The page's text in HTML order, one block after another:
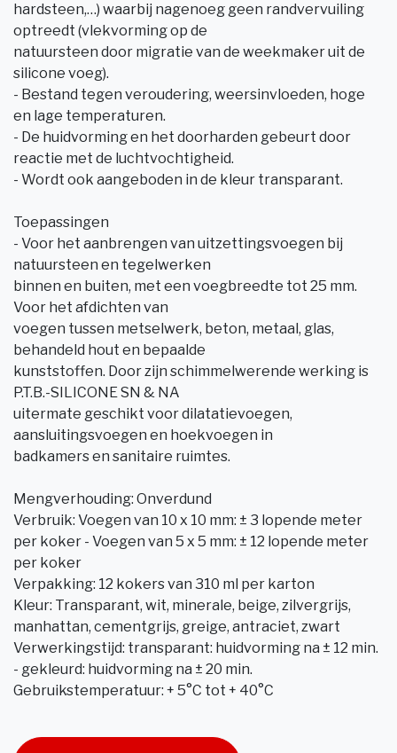
hardsteen,…) waarbij nagenoeg geen randvervuiling
optreedt (vlekvorming op de
natuursteen door migratie van de weekmaker uit de
silicone voeg).
- Bestand tegen veroudering, weersinvloeden, hoge
en lage temperaturen.
- De huidvorming en het doorharden gebeurt door
reactie met de luchtvochtigheid.
- Wordt ook aangeboden in de kleur transparant.
Toepassingen
- Voor het aanbrengen van uitzettingsvoegen bij
natuursteen en tegelwerken
binnen en buiten, met een voegbreedte tot 25 mm.
Voor het afdichten van
voegen tussen metselwerk, beton, metaal, glas,
behandeld hout en bepaalde
kunststoffen. Door zijn schimmelwerende werking is
P.T.B.-SILICONE SN & NA
uitermate geschikt voor dilatatievoegen,
aansluitingsvoegen en hoekvoegen in
badkamers en sanitaire ruimtes.
Mengverhouding: Onverdund
Verbruik: Voegen van 10 x 10 mm: ± 3 lopende meter
per koker - Voegen van 5 x 5 mm: ± 12 lopende meter
per koker
Verpakking: 12 kokers van 310 ml per karton
Kleur: Transparant, wit, minerale, beige, zilvergrijs,
manhattan, cementgrijs, greige, antraciet, zwart
Verwerkingstijd: transparant: huidvorming na ± 12 min.
- gekleurd: huidvorming na ± 20 min.
Gebruikstemperatuur: + 5°C tot + 40°C